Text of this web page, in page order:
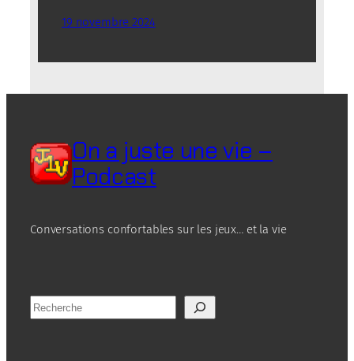
19 novembre 2024
On a juste une vie –
Podcast
Conversations confortables sur les jeux… et la vie
R
e